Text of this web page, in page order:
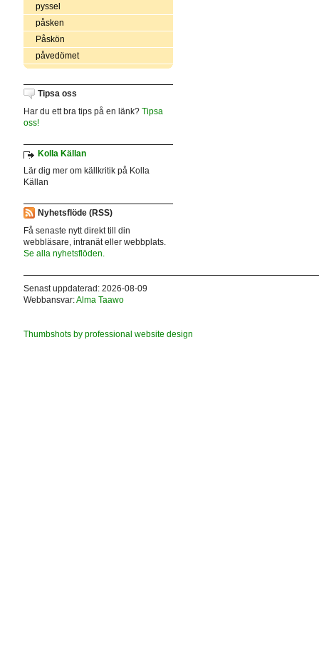
pyssel
påsken
Påskön
påvedömet
Tipsa oss
Har du ett bra tips på en länk? Tipsa
oss!
Kolla Källan
Lär dig mer om källkritik på Kolla
Källan
Nyhetsflöde (RSS)
Få senaste nytt direkt till din
webbläsare, intranät eller webbplats.
Se alla nyhetsflöden.
Senast uppdaterad: 2026-08-09
Webbansvar:Alma Taawo
Thumbshots by professional website design